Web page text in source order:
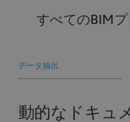
すべてのBIM
動的なドキュ
データ抽出